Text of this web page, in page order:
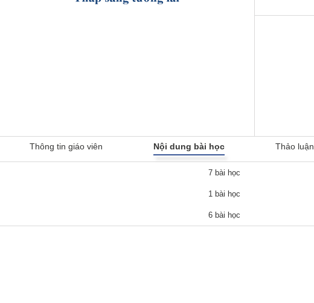
Thông tin giáo viên Nội dung bài học Thảo luận
7 bài học
1 bài học
6 bài học